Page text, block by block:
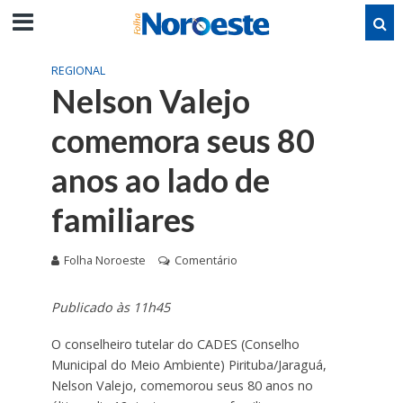
REGIONAL
Nelson Valejo
comemora seus 80
anos ao lado de
familiares
Folha Noroeste Comentário
Publicado às 11h45
O conselheiro tutelar do CADES (Conselho
Municipal do Meio Ambiente) Pirituba/Jaraguá,
Nelson Valejo, comemorou seus 80 anos no